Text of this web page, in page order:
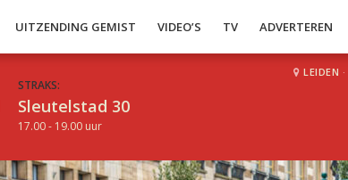
UITZENDING GEMIST VIDEO’S TV ADVERTEREN
STRAKS:
Sleutelstad 30
17.00 - 19.00 uur
LEIDEN ·